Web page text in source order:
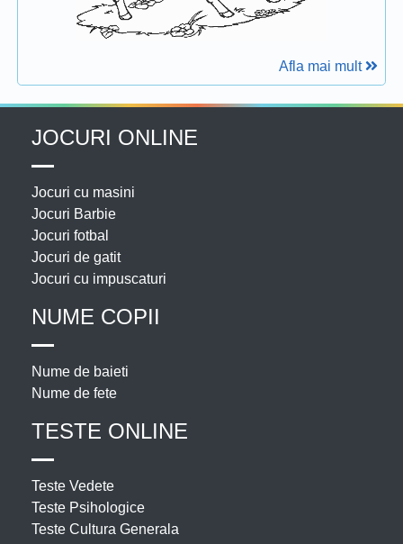
Afla mai mult
JOCURI ONLINE
Jocuri cu masini
Jocuri Barbie
Jocuri fotbal
Jocuri de gatit
Jocuri cu impuscaturi
NUME COPII
Nume de baieti
Nume de fete
TESTE ONLINE
Teste Vedete
Teste Psihologice
Teste Cultura Generala